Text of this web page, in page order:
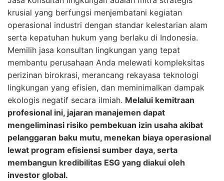
krusial yang berfungsi menjembatani kegiatan
operasional industri dengan standar kelestarian alam
serta kepatuhan hukum yang berlaku di Indonesia.
Memilih jasa konsultan lingkungan yang tepat
membantu perusahaan Anda melewati kompleksitas
perizinan birokrasi, merancang rekayasa teknologi
lingkungan yang efisien, dan meminimalkan dampak
ekologis negatif secara ilmiah. Melalui kemitraan
profesional ini, jajaran manajemen dapat
mengeliminasi risiko pembekuan izin usaha akibat
pelanggaran baku mutu, menekan biaya operasional
lewat program efisiensi sumber daya, serta
membangun kredibilitas ESG yang diakui oleh
investor global.